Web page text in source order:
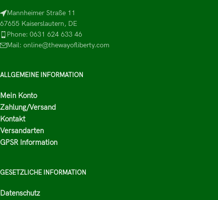
Mannheimer Straße 11
67655 Kaiserslautern, DE
Phone: 0631 624 633 46
Mail: online@thewayofliberty.com
ALLGEMEINE INFORMATION
Mein Konto
Zahlung/Versand
Kontakt
Versandarten
GPSR Information
GESETZLICHE INFORMATION
Datenschutz